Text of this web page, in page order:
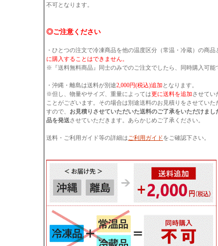
不可となります。
◎ご注意ください
・ひとつの注文で冷凍商品を他の温度区分（常温・冷蔵）の商品
に購入することはできません。
※『送料無料商品』同士のみでのご注文でしたら、同時購入可能
・沖縄・離島は送料が別途2,000円(税込)追加 となります。
※但し、物量やサイズ、重量によっては更に送料を追加させてい
ことがございます。その場合は別途送料のお見積りをさせていた
すので、 お見積りさせていただいた送料のご了承をいただけまし
品を発送させていただきます。あらかじめご了承ください。
送料・ご利用ガイド等の詳細はご利用ガイドをご確認下さい。